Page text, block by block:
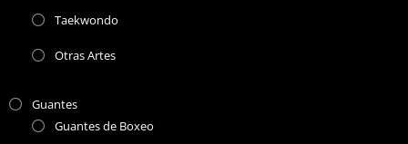
Taekwondo
Otras Artes
Guantes
Guantes de Boxeo